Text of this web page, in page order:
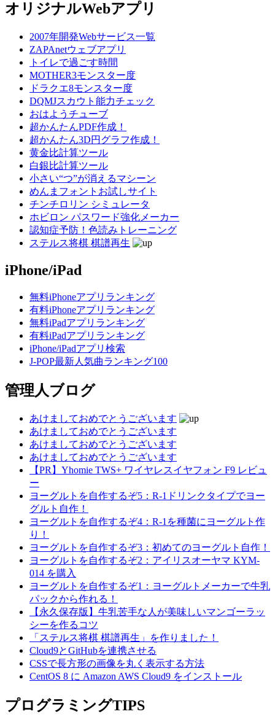
オリジナルWebアプリ
2007年開発Webサービス一覧
ZAPAnetウェブアプリ
トイレで過ごす時間
MOTHER3モンスター度
ドラクエ8モンスター度
DQMJスカウト能力チェック
おはようチューブ
超かんたんPDF作成！
超かんたん3D円グラフ作成！
黄金比計算ツール
白銀比計算ツール
小さい“つ”が消えるマシーン
めんまフォントお試しサイト
チンチロリン シミュレータ
ホビロン パスワード強化メーカー
認知症予防！色読みトレーニング
ステルス将棋 棋譜再生
iPhone/iPad
無料iPhoneアプリランキング
有料iPhoneアプリランキング
無料iPadアプリランキング
有料iPadアプリランキング
iPhone/iPadアプリ検索
J-POP最新人気曲ランキング100
管理人ブログ
あけましておめでとうございます
あけましておめでとうございます
あけましておめでとうございます
あけましておめでとうございます
【PR】Yhomie TWS+ ワイヤレスイヤフォン F9 レビュ
ー
ヨーグルトを自作するぞ5：R-1ドリンクタイプでヨー
グルト自作！
ヨーグルトを自作するぞ4：R-1を種菌にヨーグルト作
り！
ヨーグルトを自作するぞ3：初めてのヨーグルト自作！
ヨーグルトを自作するぞ2：アイリスオーヤマ KYM-
014 を購入
ヨーグルトを自作するぞ1：ヨーグルトメーカーで牛乳
パックから作れる！
【永久保存版】牛乳苦手な人が美味しいマンゴーラッ
シーを作るコツ
「ステルス将棋 棋譜再生」を作りました！
Cloud9とGitHubを連携させる
CSSで長方形の画像を丸く表示する方法
CentOS 8 に Amazon AWS Cloud9 をインストール
プログラミングTIPS